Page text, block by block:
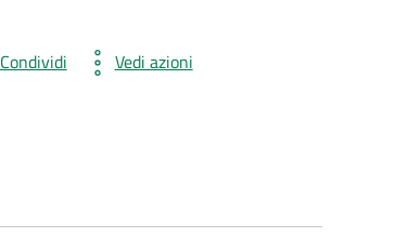
Condividi Vedi azioni